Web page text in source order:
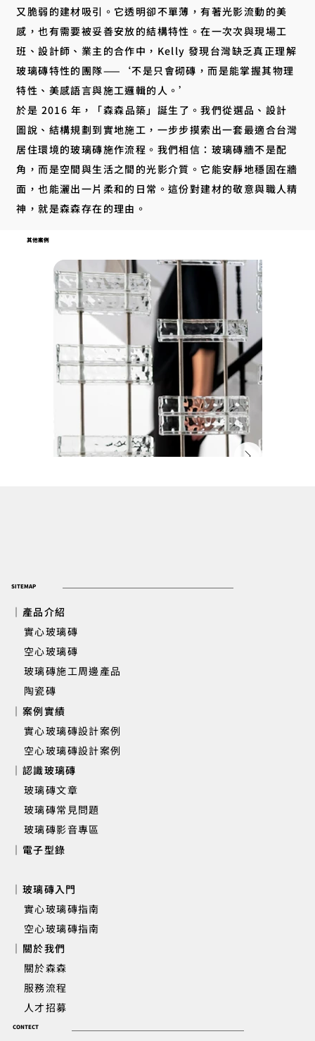
又脆弱的建材吸引。它透明卻不單薄，有著光影流動的美
感，也有需要被妥善安放的結構特性。在一次次與現場工
班、設計師、業主的合作中，Kelly 發現台灣缺乏真正理解
玻璃磚特性的團隊——‘不是只會砌磚，而是能掌握其物理
特性、美感語言與施工邏輯的人。’
於是 2016 年，「森森品築」誕生了。我們從選品、設計
圖說、結構規劃到實地施工，一步步摸索出一套最適合台灣
居住環境的玻璃磚施作流程。我們相信：玻璃磚牆不是配
角，而是空間與生活之間的光影介質。它能安靜地穩固在牆
面，也能灑出一片柔和的日常。這份對建材的敬意與職人精
神，就是森森存在的理由。
其他案例
高雄住家 | 梯間牆玻璃磚設計案
SITEMAP
｜產品介紹
實心玻璃磚
​ 空心玻璃磚
玻璃磚施工周邊產品
陶瓷磚
｜案例實績
實心玻璃磚設計案例
空心玻璃磚設計案例
｜認識玻璃磚
玻璃磚文章
玻璃磚常見問題
玻璃磚影音專區
｜電子型錄
｜玻璃磚入門
實心玻璃磚指南
空心玻璃磚指南
｜關於我們
關於森森
服務流程
人才招募
CONTECT